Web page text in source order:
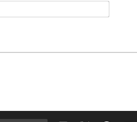
Email*